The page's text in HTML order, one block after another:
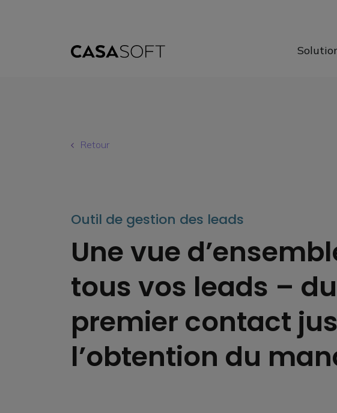
Retour
Outil de gestion des leads
Une vue
tous vos leads – du
premier contact
l’obtention du